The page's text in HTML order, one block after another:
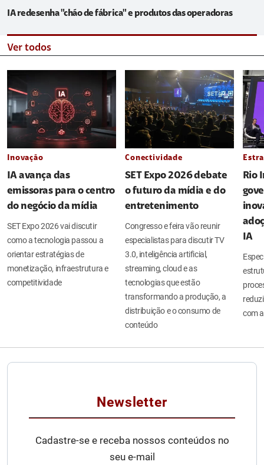
IA redesenha "chão de fábrica" e produtos das operadoras
Ver todos
Inovação
IA avança das
emissoras para o centro
do negócio da mídia
SET Expo 2026 vai discutir
como a tecnologia passou a
orientar estratégias de
monetização, infraestrutura e
competitividade
Conectividade
SET Expo 2026 debate
o futuro da mídia e do
entretenimento
Congresso e feira vão reunir
especialistas para discutir TV
3.0, inteligência artificial,
streaming, cloud e as
tecnologias que estão
transformando a produção, a
distribuição e o consumo de
conteúdo
Rio
IA
com
Newsletter
Cadastre-se e receba nossos conteúdos no
seu e-mail